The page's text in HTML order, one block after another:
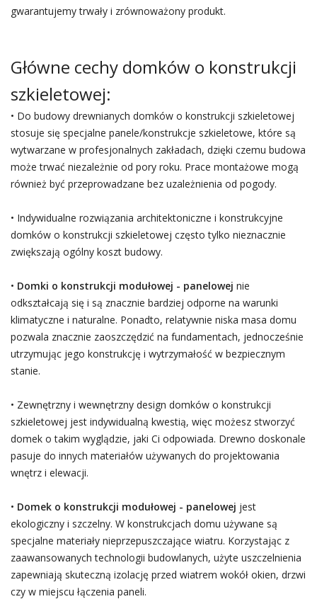
gwarantujemy trwały i zrównoważony produkt.
Główne cechy domków o konstrukcji
szkieletowej:
• Do budowy drewnianych domków o konstrukcji szkieletowej
stosuje się specjalne panele/konstrukcje szkieletowe, które są
wytwarzane w profesjonalnych zakładach, dzięki czemu budowa
może trwać niezależnie od pory roku. Prace montażowe mogą
również być przeprowadzane bez uzależnienia od pogody.
• Indywidualne rozwiązania architektoniczne i konstrukcyjne
domków o konstrukcji szkieletowej często tylko nieznacznie
zwiększają ogólny koszt budowy.
• Domki o konstrukcji modułowej - panelowej nie
odkształcają się i są znacznie bardziej odporne na warunki
klimatyczne i naturalne. Ponadto, relatywnie niska masa domu
pozwala znacznie zaoszczędzić na fundamentach, jednocześnie
utrzymując jego konstrukcję i wytrzymałość w bezpiecznym
stanie.
• Zewnętrzny i wewnętrzny design domków o konstrukcji
szkieletowej jest indywidualną kwestią, więc możesz stworzyć
domek o takim wyglądzie, jaki Ci odpowiada. Drewno doskonale
pasuje do innych materiałów używanych do projektowania
wnętrz i elewacji.
• Domek o konstrukcji modułowej - panelowej jest
ekologiczny i szczelny. W konstrukcjach domu używane są
specjalne materiały nieprzepuszczające wiatru. Korzystając z
zaawansowanych technologii budowlanych, użyte uszczelnienia
zapewniają skuteczną izolację przed wiatrem wokół okien, drzwi
czy w miejscu łączenia paneli.